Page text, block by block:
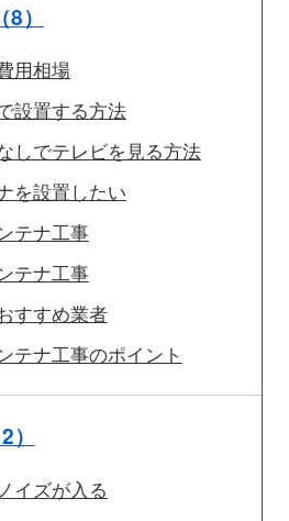
）
用相場
設置する方法
しでテレビを見る方法
を設置したい
テナ工事
テナ工事
すすめ業者
テナ工事のポイント
イズが入る